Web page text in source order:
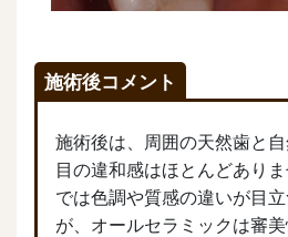
施術後コメント
施術後は、周囲の天然歯と
目の違和感はほとんどあり
では色調や質感の違いが目
が、オールセラミックは審